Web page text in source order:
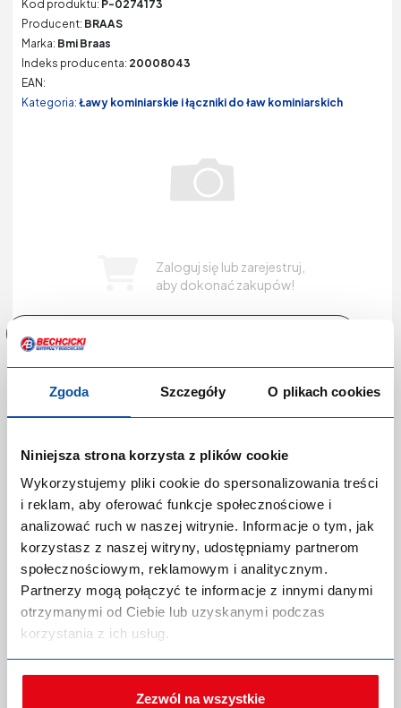
Zgoda Szczegóły O plikach cookies
Niniejsza strona korzysta z plików cookie
Wykorzystujemy pliki cookie do spersonalizowania treści
i reklam, aby oferować funkcje społecznościowe i
analizować ruch w naszej witrynie. Informacje o tym, jak
korzystasz z naszej witryny, udostępniamy partnerom
społecznościowym, reklamowym i analitycznym.
Partnerzy mogą połączyć te informacje z innymi danymi
otrzymanymi od Ciebie lub uzyskanymi podczas
korzystania z ich usług.
Zezwól na wszystkie
Kod produktu: P-0274173
Producent: BRAAS
Marka: Bmi Braas
Indeks producenta: 20008043
EAN:
Kategoria: Ławy kominiarskie i łączniki do ław kominiarskich
Zaloguj się lub zarejestruj,
aby dokonać zakupów!
Łącznik ławy kominiarskiej MDM ceglasty
Producent: MDM NT
Marka:
Indeks producenta:
701300010300
5902565001353
Kategoria:Ławy kominiarskie i łączniki do ław kominiarskich
Zaloguj się lub zarejestruj,